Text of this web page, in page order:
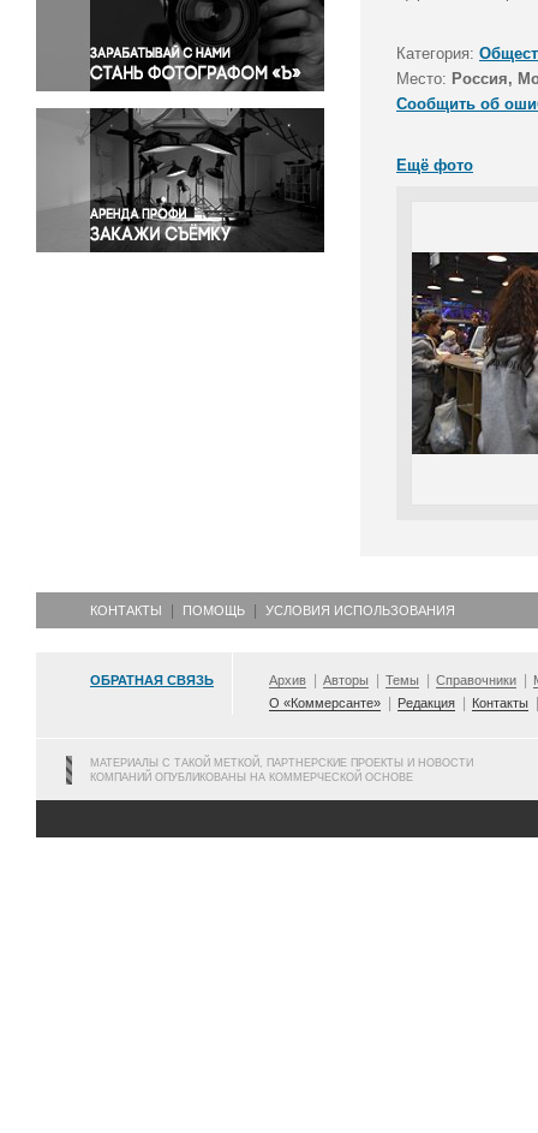
Правосудие
Происшествия и конфликты
Религия
Светская жизнь
Спорт
Экология
Экономика и бизнес
Категория:
Место: Россия,
Сообщить об
Ещё фото
КОНТАКТЫ ПОМОЩЬ УСЛОВИЯ ИСПОЛЬЗОВАНИЯ
ОБРАТНАЯ СВЯЗЬ Архив Авторы Темы Справочники
О «Коммерсанте»
Редакция Контакты
МАТЕРИАЛЫ С ТАКОЙ МЕТКОЙ, ПАРТНЕРСКИЕ ПРОЕКТЫ И НОВОСТИ
КОМПАНИЙ ОПУБЛИКОВАНЫ НА КОММЕРЧЕСКОЙ ОСНОВЕ